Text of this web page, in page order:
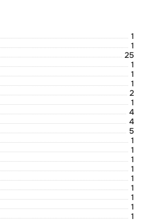
1
1
25
1
1
1
2
1
4
4
5
1
1
1
1
1
1
1
1
1